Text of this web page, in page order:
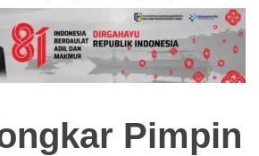
Pimpin